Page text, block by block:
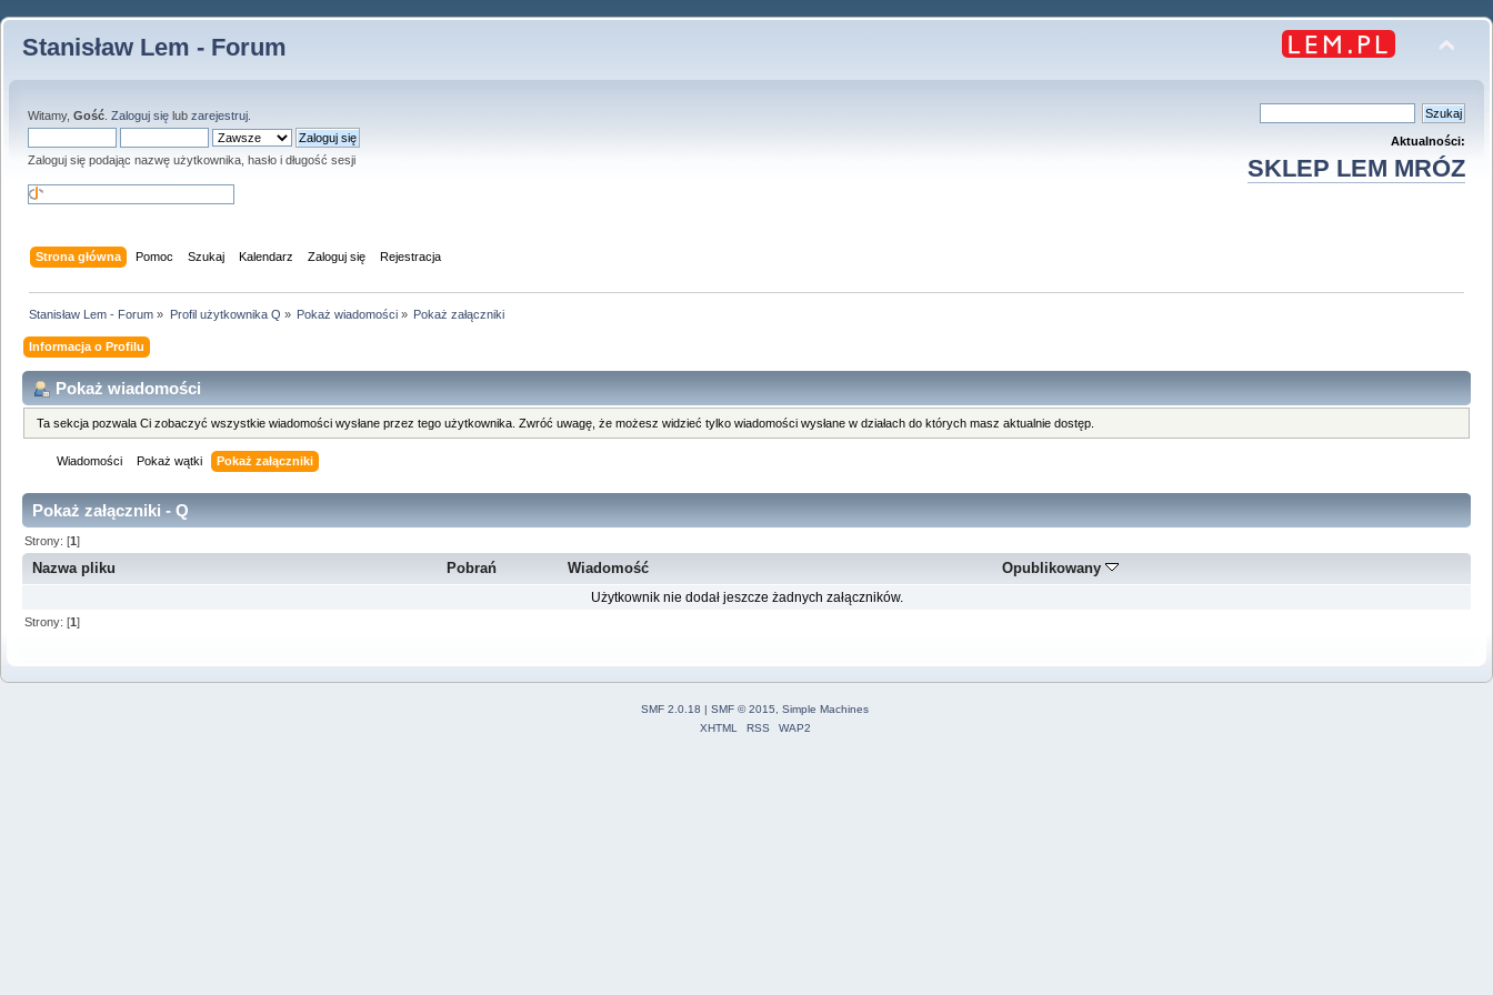
Stanisław Lem - Forum
Witamy, Gość Zaloguj się lub zarejestruj
Zaloguj się podając nazwę użytkownika, hasło i długość sesji
Aktualności:
SKLEP LEM MRÓZ
Strona główna Pomoc Szukaj Kalendarz Zaloguj się Rejestracja
Stanisław Lem - Forum » Profil użytkownika Q » Pokaż wiadomości» Pokaż załączniki
Informacja o Profilu
Pokaż wiadomości
Ta sekcja pozwala Ci zobaczyć wszystkie wiadomości wysłane przez tego użytkownika. Zwróć uwagę, że możesz widzieć tylko wiadomości wysłane w działach do których masz aktualnie dostęp.
Wiadomości Pokaż wątki Pokaż załączniki
Pokaż załączniki - Q
Strony: [1]
Nazwa pliku Pobrań Wiadomość Opublikowany
Użytkownik nie dodał jeszcze żadnych załączników.
Strony: [1]
SMF 2.0.18 | SMF © 2015
Simple Machines
XHTML
RSS WAP2